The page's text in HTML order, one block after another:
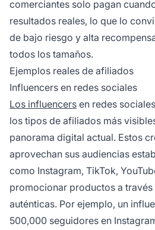
comerciantes solo pagan
resultados reales, lo que lo
de bajo riesgo y alta
todos los tamaños.
Ejemplos reales de afiliados
Influencers en redes sociales
Los influencers en redes
los tipos de afiliados más
panorama digital actual. Estos
aprovechan sus audiencias
como Instagram, TikTok,
promocionar productos a
auténticas. Por ejemplo, un
500,000 seguidores en